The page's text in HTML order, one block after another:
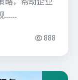
......
888